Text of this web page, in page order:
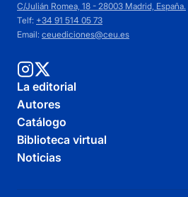
C/Julián Romea, 18 - 28003 Madrid, España.
Telf: +34 91 514 05 73
Email: ceuediciones@ceu.es
La editorial
Autores
Catálogo
Biblioteca virtual
Noticias